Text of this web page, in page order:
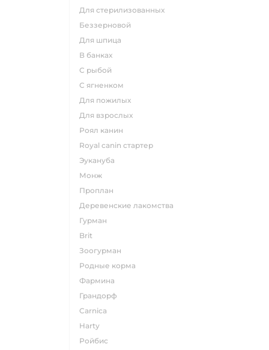
для стерилизованных
беззерновой
для шпица
в банках
с рыбой
с ягненком
для пожилых
для взрослых
роял канин
Royal canin стартер
эукануба
монж
проплан
деревенские лакомства
гурман
brit
зоогурман
родные корма
фармина
грандорф
carnica
harty
ройбис